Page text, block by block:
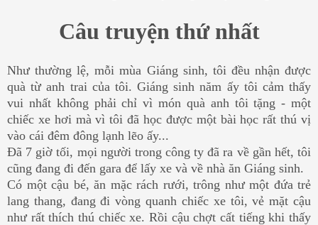
Câu truyện thứ nhất
Như thường lệ, mỗi mùa Giáng sinh, tôi đều nhận được
quà từ anh trai của tôi. Giáng sinh năm ấy tôi cảm thấy
vui nhất không phải chỉ vì món quà anh tôi tặng - một
chiếc xe hơi mà vì tôi đã học được một bài học rất thú vị
vào cái đêm đông lạnh lẽo ấy...
Đã 7 giờ tối, mọi người trong công ty đã ra về gần hết, tôi
cũng đang đi đến gara để lấy xe và về nhà ăn Giáng sinh.
Có một cậu bé, ăn mặc rách rưới, trông như một đứa trẻ
lang thang, đang đi vòng quanh chiếc xe tôi, vẻ mặt cậu
như rất thích thú chiếc xe. Rồi cậu chợt cất tiếng khi thấy